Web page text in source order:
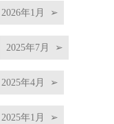
2026年1月
2025年7月
2025年4月
2025年1月